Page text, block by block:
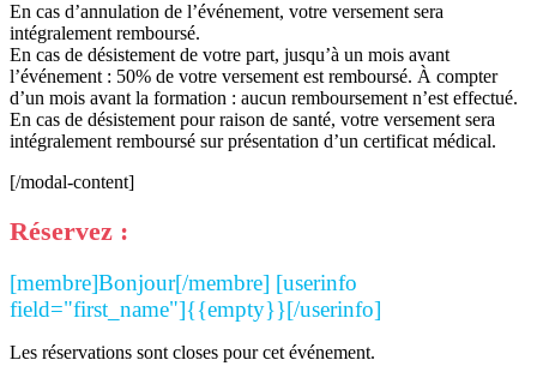
En cas d’annulation de l’événement, votre versement sera
intégralement remboursé.
En cas de désistement de votre part, jusqu’à un mois avant
l’événement : 50% de votre versement est remboursé. À compter
d’un mois avant la formation : aucun remboursement n’est effectué.
En cas de désistement pour raison de santé, votre versement sera
intégralement remboursé sur présentation d’un certificat médical.
[/modal-content]
Réservez :
[membre]Bonjour[/membre] [userinfo
field="first_name"]{{empty}}[/userinfo]
Les réservations sont closes pour cet événement.